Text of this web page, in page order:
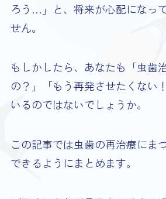
ろう…」と、将来が心配になっ
せん。
もしかしたら、あなたも「虫歯
の？」「もう再発させたくない
いるのではないでしょうか。
この記事では虫歯の再治療にま
できるようにまとめます。